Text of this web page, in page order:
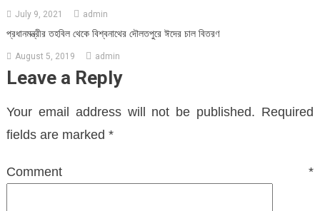
July 9, 2021 admin
প্রধানমন্ত্রীর তহবিল থেকে বিশ্বনাথের দৌলতপুরে ঈদের চাল বিতরণ
August 5, 2019 admin
Leave a Reply
Your email address will not be published. Required
fields are marked *
Comment*